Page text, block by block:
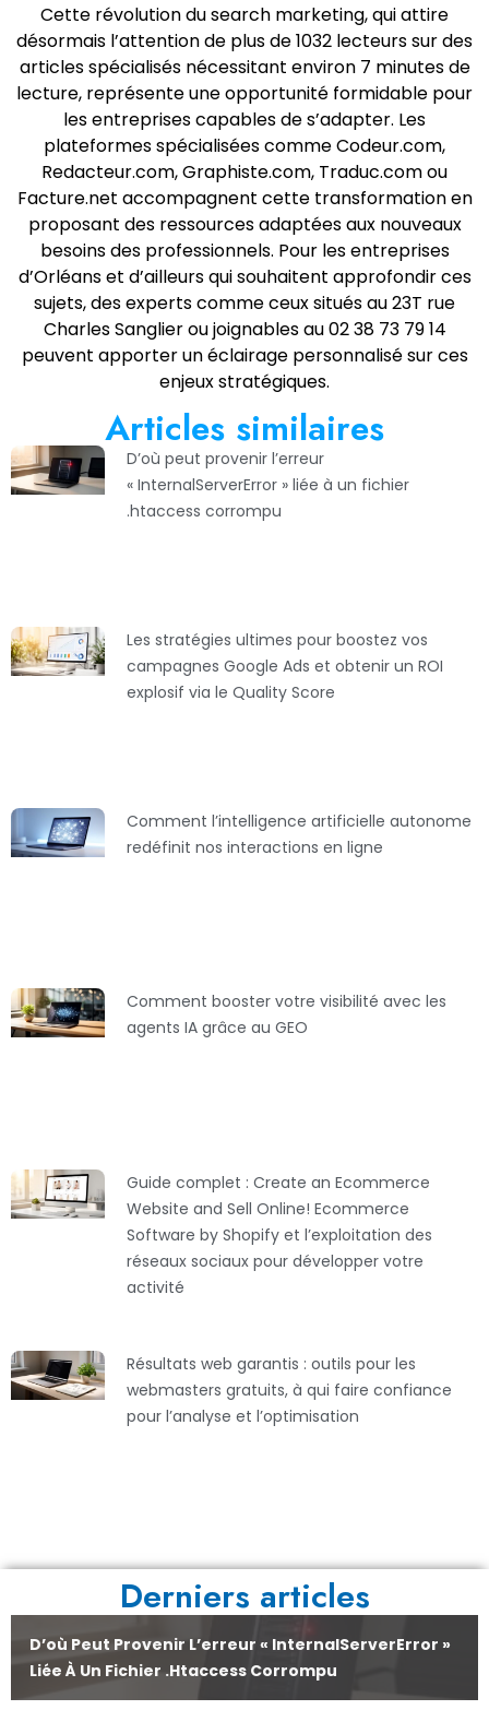
Articles similaires
D’où peut provenir l’erreur
« InternalServerError » liée à un fichier
.htaccess corrompu
Les stratégies ultimes pour boostez vos
campagnes Google Ads et obtenir un ROI
explosif via le Quality Score
Comment l’intelligence artificielle autonome
redéfinit nos interactions en ligne
Comment booster votre visibilité avec les
agents IA grâce au GEO
Guide complet : Create an Ecommerce
Website and Sell Online! Ecommerce
Software by Shopify et l’exploitation des
réseaux sociaux pour développer votre
activité
Résultats web garantis : outils pour les
webmasters gratuits, à qui faire confiance
pour l’analyse et l’optimisation
Cette révolution du search marketing, qui attire
désormais l’attention de plus de 1032 lecteurs sur des
articles spécialisés nécessitant environ 7 minutes de
lecture, représente une opportunité formidable pour
les entreprises capables de s’adapter. Les
plateformes spécialisées comme Codeur.com,
Redacteur.com, Graphiste.com, Traduc.com ou
Facture.net accompagnent cette transformation en
proposant des ressources adaptées aux nouveaux
besoins des professionnels. Pour les entreprises
d’Orléans et d’ailleurs qui souhaitent approfondir ces
sujets, des experts comme ceux situés au 23T rue
Charles Sanglier ou joignables au 02 38 73 79 14
peuvent apporter un éclairage personnalisé sur ces
enjeux stratégiques.
Derniers articles
D’où Peut Provenir L’erreur « InternalServerError »
Liée À Un Fichier .htaccess Corrompu